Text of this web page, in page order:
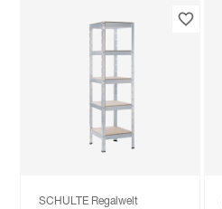
SCHULTE Regalwelt